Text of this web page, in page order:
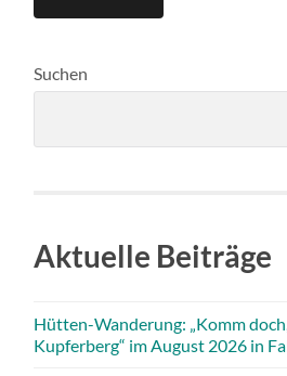
Suchen
Aktuelle Beiträge
Hütten-Wanderung: „Komm
Kupferberg“ im August 2026 in